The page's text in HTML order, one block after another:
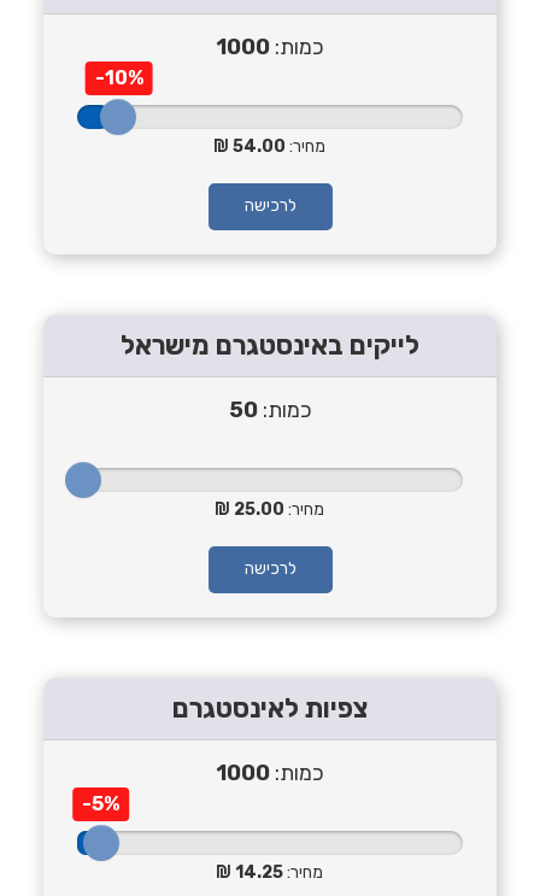
כמות: 1000
-10%
מחיר: 54.00
לרכישה
לייקים באינסטגרם מישראל
כמות:50
מחיר: 25.00
לרכישה
צפיות לאינסטגרם
כמות: 1000
-5%
מחיר:14.25